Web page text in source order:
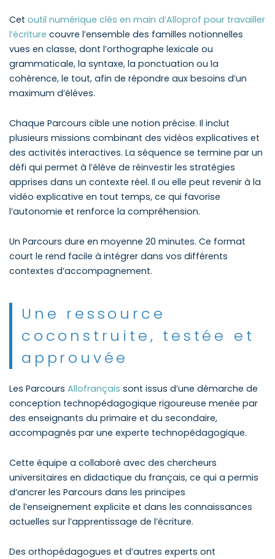
Cet outil numérique clés en main d’Alloprof pour travailler
l’écriture couvre l’ensemble des familles notionnelles
vues en classe, dont l’orthographe lexicale ou
grammaticale, la syntaxe, la ponctuation ou la
cohérence, le tout, afin de répondre aux besoins d’un
maximum d’élèves.
Chaque Parcours cible une notion précise. Il inclut
plusieurs missions combinant des vidéos explicatives et
des activités interactives. La séquence se termine par un
défi qui permet à l’élève de réinvestir les stratégies
apprises dans un contexte réel. Il ou elle peut revenir à la
vidéo explicative en tout temps, ce qui favorise
l’autonomie et renforce la compréhension.
Un Parcours dure en moyenne 20 minutes. Ce format
court le rend facile à intégrer dans vos différents
contextes d’accompagnement.
Une ressource
coconstruite, testée et
approuvée
Les Parcours Allofrançais sont issus d’une démarche de
conception technopédagogique rigoureuse menée par
des enseignants du primaire et du secondaire,
accompagnés par une experte technopédagogique.
Cette équipe a collaboré avec des chercheurs
universitaires en didactique du français, ce qui a permis
d’ancrer les Parcours dans les principes
de l’enseignement explicite et dans les connaissances
actuelles sur l’apprentissage de l’écriture.
Des orthopédagogues et d’autres experts ont